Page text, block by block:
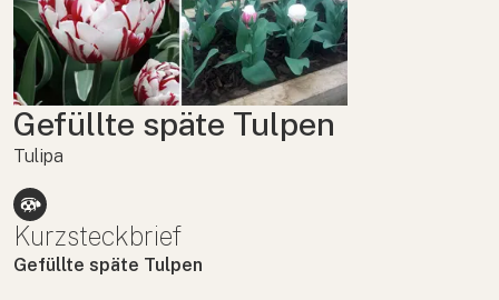
Gefüllte späte Tulpen
Tulipa
Kurzsteckbrief
Gefüllte späte Tulpen